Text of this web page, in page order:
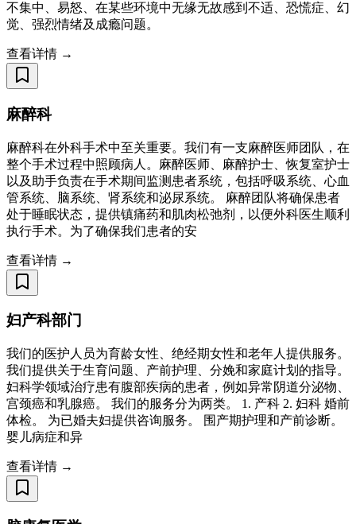
不集中、易怒、在某些环境中无缘无故感到不适、恐慌症、幻
觉、强烈情绪及成瘾问题。
查看详情 →
麻醉科
麻醉科在外科手术中至关重要。我们有一支麻醉医师团队，在
整个手术过程中照顾病人。麻醉医师、麻醉护士、恢复室护士
以及助手负责在手术期间监测患者系统，包括呼吸系统、心血
管系统、脑系统、肾系统和泌尿系统。 麻醉团队将确保患者
处于睡眠状态，提供镇痛药和肌肉松弛剂，以便外科医生顺利
执行手术。为了确保我们患者的安
查看详情 →
妇产科部门
我们的医护人员为育龄女性、绝经期女性和老年人提供服务。
我们提供关于生育问题、产前护理、分娩和家庭计划的指导。
妇科学领域治疗患有腹部疾病的患者，例如异常阴道分泌物、
宫颈癌和乳腺癌。 我们的服务分为两类。 1. 产科 2. 妇科 婚前
体检。 为已婚夫妇提供咨询服务。 围产期护理和产前诊断。
婴儿病症和异
查看详情 →